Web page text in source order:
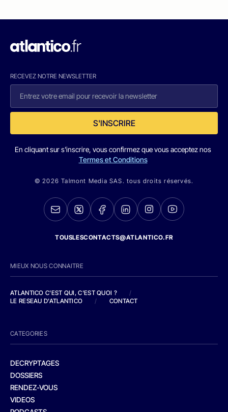
RECEVEZ NOTRE NEWSLETTER
S'INSCRIRE
En cliquant sur s'inscrire, vous confirmez que vous acceptez nos
Termes et Conditions
© 2026 Talmont Media SAS. tous droits réservés.
TOUSLESCONTACTS@ATLANTICO.FR
MIEUX NOUS CONNAITRE
ATLANTICO C'EST QUI, C'EST QUOI ?
/
LE RESEAU D'ATLANTICO
/ CONTACT
CATEGORIES
DECRYPTAGES
DOSSIERS
RENDEZ-VOUS
VIDEOS